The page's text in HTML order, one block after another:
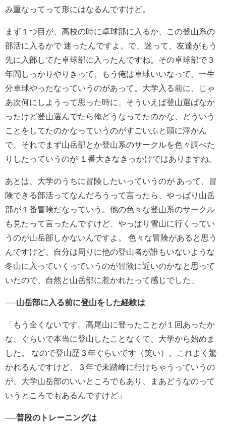
み重なってって形にはなるんですけど。
まず１つ目が、高校の時に卓球部に入るか、この登山系の
部活に入るかで 迷ったんですよ。で、迷って、友達がもう
先に入部してた卓球部に入ったんですね。その卓球部で３
年間しっかりやりきって、もう俺は卓球いいなって、一生
分卓球やったなっていうのがあって。大学入る前に、
じゃ
あ次何にしようって思った時に、そういえば登山選ばなか
ったけど登山選んでたら俺どうなってたのかな、どういう
ことをしてたのかなっていうのがすごいふと頭に浮かん
で、それでまず山岳部とか登山系のサークルを色々調べた
りしたっていうのが １番大きなきっかけではありますね。
あとは、大学のうちに冒険したいっていうのが あって、冒
険できる部活ってなんだろうって言ったら、やっぱり山岳
部が１番冒険だなっていう。他の色々な登山系のサークル
も見たって言ったんですけど、やっぱり雪山に行くってい
うのが山岳部しかないんですよ。 色々な冒険があると思う
んですけど、自分は周りに他の登山者が誰もいないような
冬山に入っていくっていうのが冒険に近いのかなと思って
いたので、自然と山岳部に惹かれたって感じでした」
──山岳部に入る前に登山をした経験は
「もう全くないです。高尾山に登ったことが１回あったか
な、ぐらいで本当に登山したことなくて、大学から始めま
した。 なので登山歴３年ぐらいです（笑い）。これよく驚
かれるんですけど、３年で未踏峰に行けちゃうっていうの
が、大学山岳部のいいところでもあり、まあどうなのって
いうところでもあるんですけど」
──普段のトレーニングは